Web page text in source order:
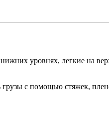
уровнях, легкие на
с помощью стяжек,